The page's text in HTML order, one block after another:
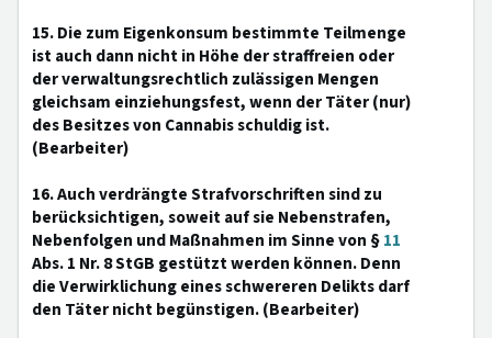
15. Die zum Eigenkonsum bestimmte Teilmenge
ist auch dann nicht in Höhe der straffreien oder
der verwaltungsrechtlich zulässigen Mengen
gleichsam einziehungsfest, wenn der Täter (nur)
des Besitzes von Cannabis schuldig ist.
(Bearbeiter)
16. Auch verdrängte Strafvorschriften sind zu
berücksichtigen, soweit auf sie Nebenstrafen,
Nebenfolgen und Maßnahmen im Sinne von §11
Abs. 1 Nr. 8 StGB gestützt werden können. Denn
die Verwirklichung eines schwereren Delikts darf
den Täter nicht begünstigen. (Bearbeiter)